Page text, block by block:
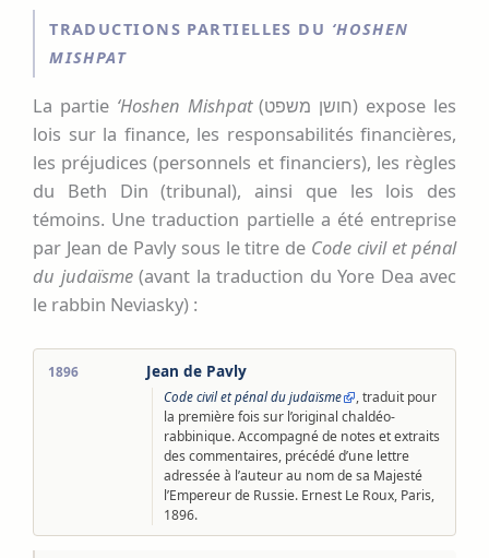
TRADUCTIONS PARTIELLES DU ‘HOSHEN
MISHPAT
La partie ‘Hoshen Mishpat(חושן משפט) expose les
lois sur la finance, les responsabilités financières,
les préjudices (personnels et financiers), les règles
du Beth Din (tribunal), ainsi que les lois des
témoins. Une traduction partielle a été entreprise
par Jean de Pavly sous le titre de Code civil et pénal
du judaïsme(avant la traduction du Yore Dea avec
le rabbin Neviasky) :
1896 Jean de Pavly
Code civil et pénal du judaïsme
, traduit pour
la première fois sur l’original chaldéo-
rabbinique. Accompagné de notes et extraits
des commentaires, précédé d’une lettre
adressée à l’auteur au nom de sa Majesté
l’Empereur de Russie. Ernest Le Roux, Paris,
1896.